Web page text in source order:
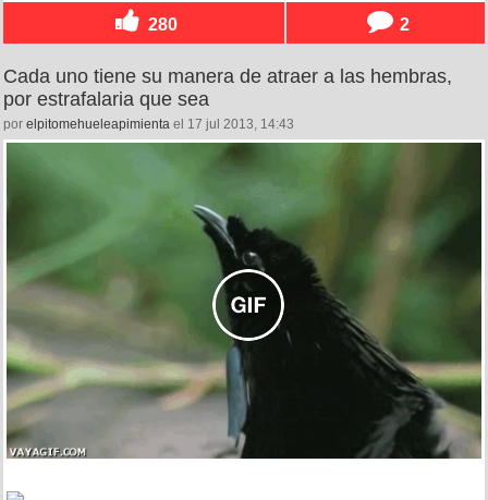
280 2
Cada uno tiene su manera de atraer a las hembras,
por estrafalaria que sea
por elpitomehueleapimienta el 17 jul 2013, 14:43